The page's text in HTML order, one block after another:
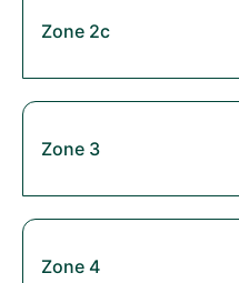
Zone 2c
Zone 3
Zone 4